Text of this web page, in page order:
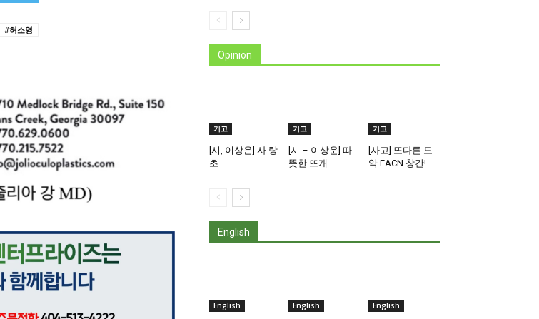
#허소영
Opinion
기고
[시, 이상운] 사 랑
초
기고
[시 – 이상운] 따
뜻한 뜨개
기고
[사고] 또다른 도
약 EACN 창간!
English
English English English